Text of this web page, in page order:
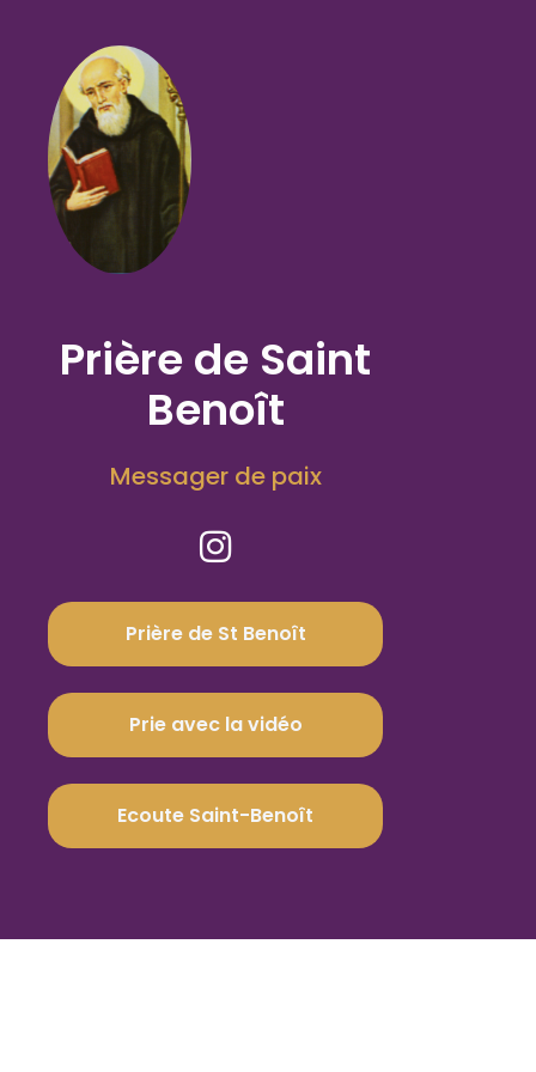
Prière de Saint
Benoît
Messager de paix
Prière de St Benoît
Prie avec la vidéo
Ecoute Saint-Benoît